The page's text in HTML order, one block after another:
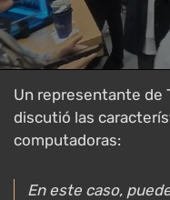
Un representante de
discutió las
computadoras:
En este caso,